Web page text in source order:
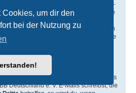
um dir den
bei der Nutzung zu
z. B. Yahoo!, free.fr, funpic.de usw. liegt —
Kontakt des betreffenden Dienstes. Bitte
(phpBB.com) und phpBB Deutschland
Einfluss auf die Benutzung oder den
haben und dafür in keiner Weise
werden können. Kontaktiere daher
(Unterlassungserklärungen,
nicht direkt
phpBB-Software selbst beziehen. Falls
Deutschland e. V. E-Mails schreibst, die